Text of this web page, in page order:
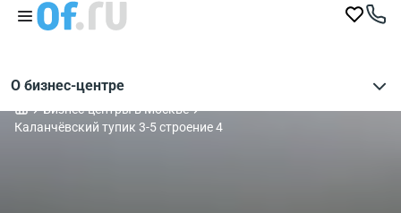
О бизнес-центре
Бизнес-центры в Москве
Каланчёвский тупик 3-5 строение 4